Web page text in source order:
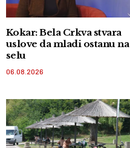
Kokar: Bela Crkva stvara
uslove da mladi ostanu na
selu
06.08.2026